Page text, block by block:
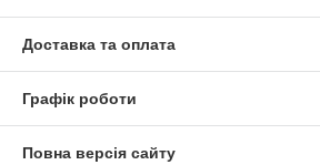
Доставка та оплата
Графік роботи
Повна версія сайту